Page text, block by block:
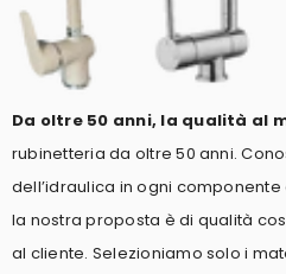
Da oltre 50 anni, la qualità al
rubinetteria da oltre 50 anni.
dell’idraulica in ogni
la nostra proposta è di qualità
al cliente. Selezioniamo solo i